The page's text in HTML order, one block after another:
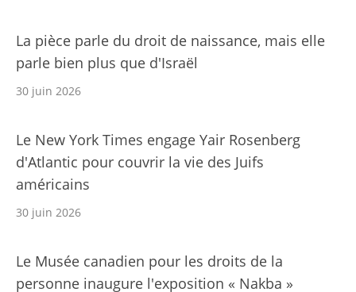
La pièce parle du droit de naissance, mais elle
parle bien plus que d'Israël
30 juin 2026
Le New York Times engage Yair Rosenberg
d'Atlantic pour couvrir la vie des Juifs
américains
30 juin 2026
Le Musée canadien pour les droits de la
personne inaugure l'exposition « Nakba »